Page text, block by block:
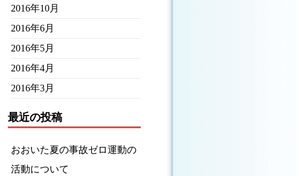
2016年10月
2016年6月
2016年5月
2016年4月
2016年3月
最近の投稿
おおいた夏の事故ゼロ運動の
活動について